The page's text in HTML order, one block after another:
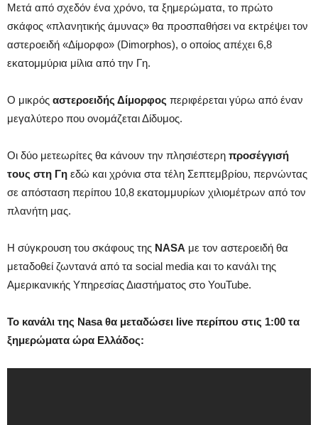
Μετά από σχεδόν ένα χρόνο, τα ξημερώματα, το πρώτο
σκάφος «πλανητικής άμυνας» θα προσπαθήσει να εκτρέψει τον
αστεροειδή «Δίμορφο» (Dimorphos), ο οποίος απέχει 6,8
εκατομμύρια μίλια από την Γη.
Ο μικρός αστεροειδής Δίμορφος περιφέρεται γύρω από έναν
μεγαλύτερο που ονομάζεται Δίδυμος.
Οι δύο μετεωρίτες θα κάνουν την πλησιέστερη προσέγγισή
τους στη Γη εδώ και χρόνια στα τέλη Σεπτεμβρίου, περνώντας
σε απόσταση περίπου 10,8 εκατομμυρίων χιλιομέτρων από τον
πλανήτη μας.
Η σύγκρουση του σκάφους της NASA με τον αστεροειδή θα
μεταδοθεί ζωντανά από τα social media και το κανάλι της
Αμερικανικής Υπηρεσίας Διαστήματος στο YouTube.
Το κανάλι της Nasa θα μεταδώσει live περίπου στις 1:00 τα
ξημερώματα ώρα Ελλάδος: